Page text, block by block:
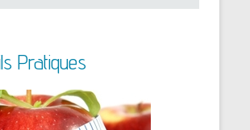
Pratiques